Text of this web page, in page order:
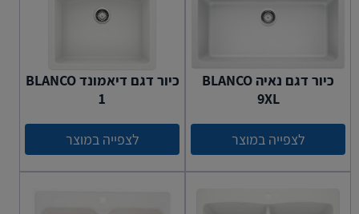
כיור דגם נאיה BLANCO
9XL
לצפייה במוצר
כיור דגם דיאמונד BLANCO
1
לצפייה במוצר